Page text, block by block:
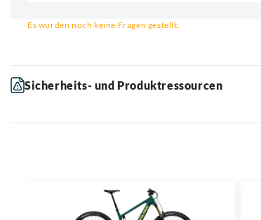
Es wurden noch keine Fragen gestellt.
Sicherheits- und Produktressourcen